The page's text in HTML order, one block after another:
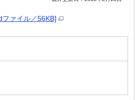
ファイル／56KB]